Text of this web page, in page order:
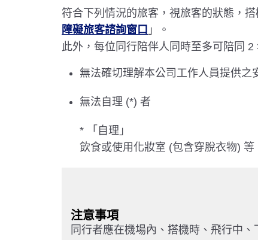
符合下列情況的旅客，視旅客的狀態，
障礙旅客諮詢窗口 」。
此外，每位同行陪伴人同時至多可陪同 2
無法確切理解本公司工作人員提供之
無法自理 (*) 者
* 「自理」
飲食或使用化妝室 (包含穿脫衣物) 等
注意事項
同行者應在機場內、搭機時、飛行中